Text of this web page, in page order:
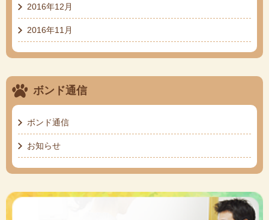
2016年12月
2016年11月
ボンド通信
ボンド通信
お知らせ